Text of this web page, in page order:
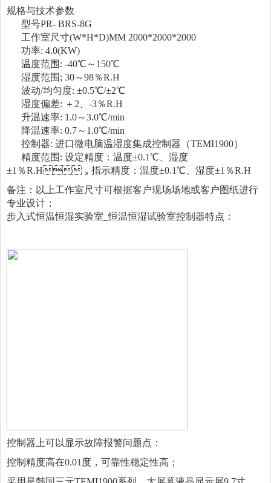
规格与技术参数
型号PR- BRS-8G
工作室尺寸(W*H*D)MM 2000*2000*2000
功率: 4.0(KW)
温度范围: -40℃～150℃
湿度范围; 30～98％R.H
波动/均匀度: ±0.5℃/±2℃
湿度偏差: ＋2、-3％R.H
升温速率: 1.0～3.0℃/min
降温速率: 0.7～1.0℃/min
控制器: 进口微电脑温湿度集成控制器（TEMI1900）
精度范围: 设定精度：温度±0.1℃、湿度
±1％R.H，指示精度：温度±0.1℃、湿度±1％R.H
备注：以上工作室尺寸可根据客户现场场地或客户图纸进行
专业设计；
步入式恒温恒湿实验室_恒温恒湿试验室控制器特点：
控制器上可以显示故障报警问题点：
控制精度高在0.01度，可靠性稳定性高；